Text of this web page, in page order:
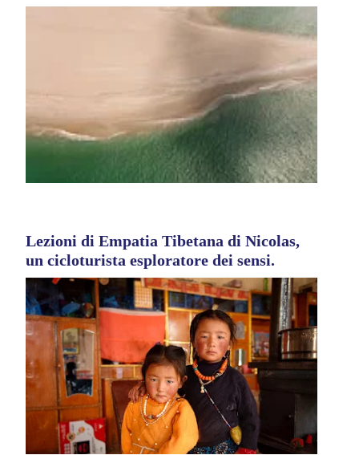
Lezioni di Empatia Tibetana di Nicolas,
un cicloturista esploratore dei sensi.